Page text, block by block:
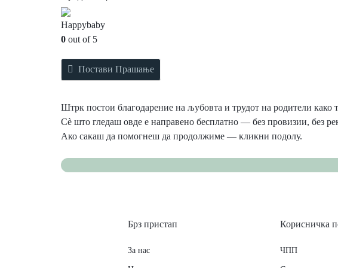
Happybaby
0 out of 5
Постави Прашање
Штрк постои благодарение на љубовта и трудот на родители како
Сè што гледаш овде е направено бесплатно — без провизии, без
Ако сакаш да помогнеш да продолжиме — кликни подолу.
Брз пристап
За нас
Корисничка
ЧПП